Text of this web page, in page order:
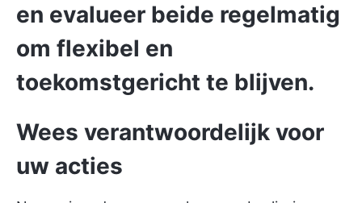
en evalueer beide regelmatig
om flexibel en
toekomstgericht te blijven.
Wees verantwoordelijk voor
uw acties